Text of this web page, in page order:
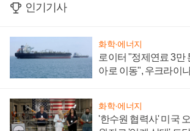
인기기사
화학·에너지
로이터 "정제연료 3만
아로 이동", 우크라이
화학·에너지
'한수원 협력사' 미국